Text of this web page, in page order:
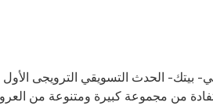
من مجموعة كبيرة ومتنوعة من